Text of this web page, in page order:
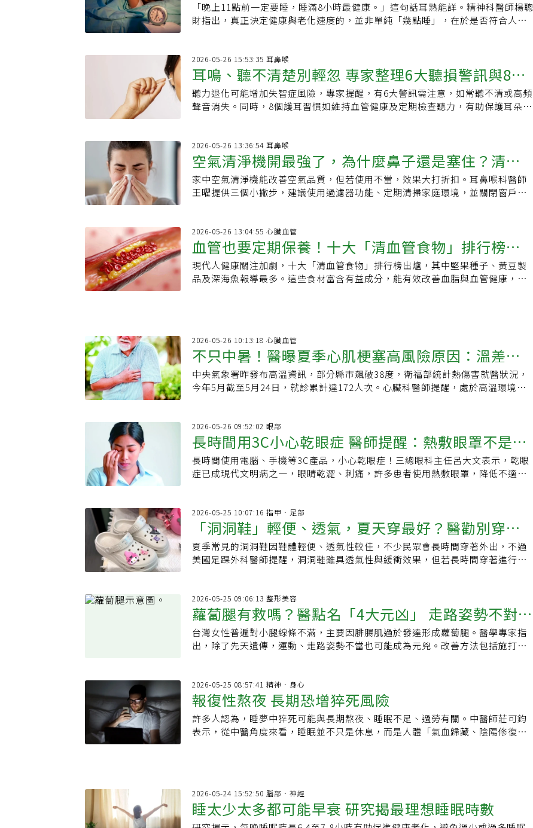
「晚上11點前一定要睡，睡滿8小時最健康。」這句話耳熟能詳。精神科醫師楊聰
財指出，真正決定健康與老化速度的，並非單純「幾點睡」，在於是否符合人體
2026-05-26 15:53:35 耳鼻喉
耳鳴、聽不清楚別輕忽 專家整理6大聽損警訊與8個
護耳習慣
聽力退化可能增加失智症風險，專家提醒，有6大警訊需注意，如常聽不清或高頻
聲音消失。同時，8個護耳習慣如維持血管健康及定期檢查聽力，有助保護耳朵健
2026-05-26 13:36:54 耳鼻喉
空氣清淨機開最強了，為什麼鼻子還是塞住？清淨
機正確使用指南
家中空氣清淨機能改善空氣品質，但若使用不當，效果大打折扣。耳鼻喉科醫師
王曜提供三個小撇步，建議使用過濾器功能、定期清掃家庭環境，並關閉窗戶以
2026-05-26 13:04:55 心臟血管
血管也要定期保養！十大「清血管食物」排行榜公
開 第一名一天一小把即可
現代人健康關注加劇，十大「清血管食物」排行榜出爐，其中堅果種子、黃豆製
品及深海魚報導最多。這些食材富含有益成分，能有效改善血脂與血管健康，應
2026-05-26 10:13:18 心臟血管
不只中暑！醫曝夏季心肌梗塞高風險原因：溫差與
缺水最危險
中央氣象署昨發布高溫資訊，部分縣市飆破38度，衛福部統計熱傷害就醫狀況，
今年5月截至5月24日，就診累計達172人次。心臟科醫師提醒，處於高溫環境，
2026-05-26 09:52:02 眼部
長時間用3C小心乾眼症 醫師提醒：熱敷眼罩不是愈
熱愈好
長時間使用電腦、手機等3C產品，小心乾眼症！三總眼科主任呂大文表示，乾眼
症已成現代文明病之一，眼睛乾澀、刺痛，許多患者使用熱敷眼罩，降低不適症
2026-05-25 10:07:16 指甲．足部
「洞洞鞋」輕便、透氣，夏天穿最好？醫勸別穿整
天，恐穿出這些問題
夏季常見的洞洞鞋因鞋體輕便、透氣性較佳，不少民眾會長時間穿著外出，不過
美國足踝外科醫師提醒，洞洞鞋雖具透氣性與緩衝效果，但若長時間穿著進行各
2026-05-25 09:06:13 整形美容
蘿蔔腿有救嗎？醫點名「4大元凶」 走路姿勢不對也
中招
台灣女性普遍對小腿線條不滿，主要因腓腸肌過於發達形成蘿蔔腿。醫學專家指
出，除了先天遺傳，運動、走路姿勢不當也可能成為元兇。改善方法包括施打肉
2026-05-25 08:57:41 精神．身心
報復性熬夜 長期恐增猝死風險
許多人認為，睡夢中猝死可能與長期熬夜、睡眠不足、過勞有關。中醫師莊可鈞
表示，從中醫角度來看，睡眠並不只是休息，而是人體「氣血歸藏、陰陽修復」
2026-05-24 15:52:50 腦部．神經
睡太少太多都可能早衰 研究揭最理想睡眠時數